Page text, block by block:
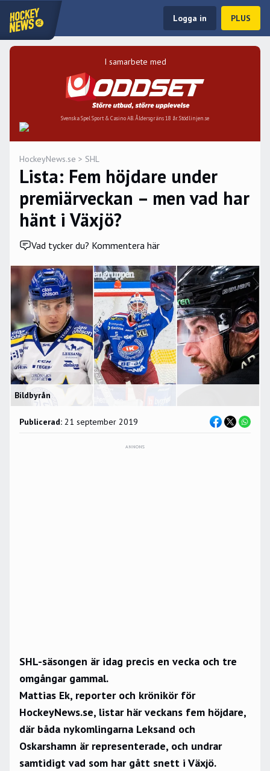
Logga in PLUS
I samarbete med
Svenska Spel Sport & Casino AB. Åldersgräns 18 år. Stödlinjen.se
HockeyNews.se > SHL
Lista: Fem höjdare under
premiärveckan – men vad har
hänt i Växjö?
Vad tycker du? Kommentera här
Bildbyrån
Publicerad: 21 september 2019
ANNONS
SHL-säsongen är idag precis en vecka och tre
omgångar gammal.
Mattias Ek, reporter och krönikör för
HockeyNews.se, listar här veckans fem höjdare,
där båda nykomlingarna Leksand och
Oskarshamn är representerade, och undrar
samtidigt vad som har gått snett i Växjö.